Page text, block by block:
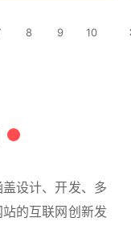
8 9 10
设计、开发、多
的互联网创新发